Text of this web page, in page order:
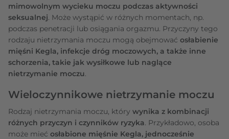
mimowolnym wycieku moczu podczas aktywności
seksualnej. Może wystąpić w różnych momentach, np.
podczas penetracji lub osiągania orgazmu. Przyczyny tego
rodzaju nietrzymania moczu mogą obejmować osłabienie
mięśni Kegla, infekcje dróg moczowych, a także inne
schorzenia, takie jak wysiłkowe lub naglące
nietrzymanie moczu.
Wieloczynnikowe nietrzymanie moczu
Rodzaj nietrzymania moczu, który wynika z kombinacji
różnych przyczyn i czynników ryzyka. Przykładowo, osoba
może mieć osłabione mięśnie Kegla, jednocześnie